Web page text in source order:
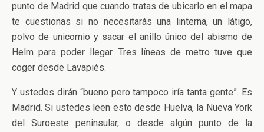
punto de Madrid que cuando tratas de ubicarlo en el mapa
te cuestionas si no necesitarás una linterna, un látigo,
polvo de unicornio y sacar el anillo único del abismo de
Helm para poder llegar. Tres líneas de metro tuve que
coger desde Lavapiés.
Y ustedes dirán “bueno pero tampoco iría tanta gente”. Es
Madrid. Si ustedes leen esto desde Huelva, la Nueva York
del Suroeste peninsular, o desde algún punto de la